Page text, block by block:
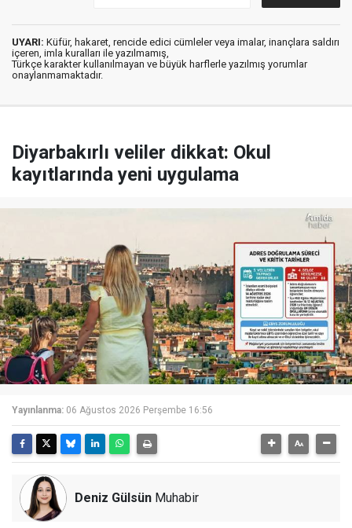
UYARI: Küfür, hakaret, rencide edici cümleler veya imalar, inançlara saldırı
içeren, imla kuralları ile yazılmamış,
Türkçe karakter kullanılmayan ve büyük harflerle yazılmış yorumlar
onaylanmamaktadır.
Diyarbakırlı veliler dikkat: Okul
kayıtlarında yeni uygulama
Yayınlanma: 06 Ağustos 2026 Perşembe 16:56
Deniz Gülsün Muhabir